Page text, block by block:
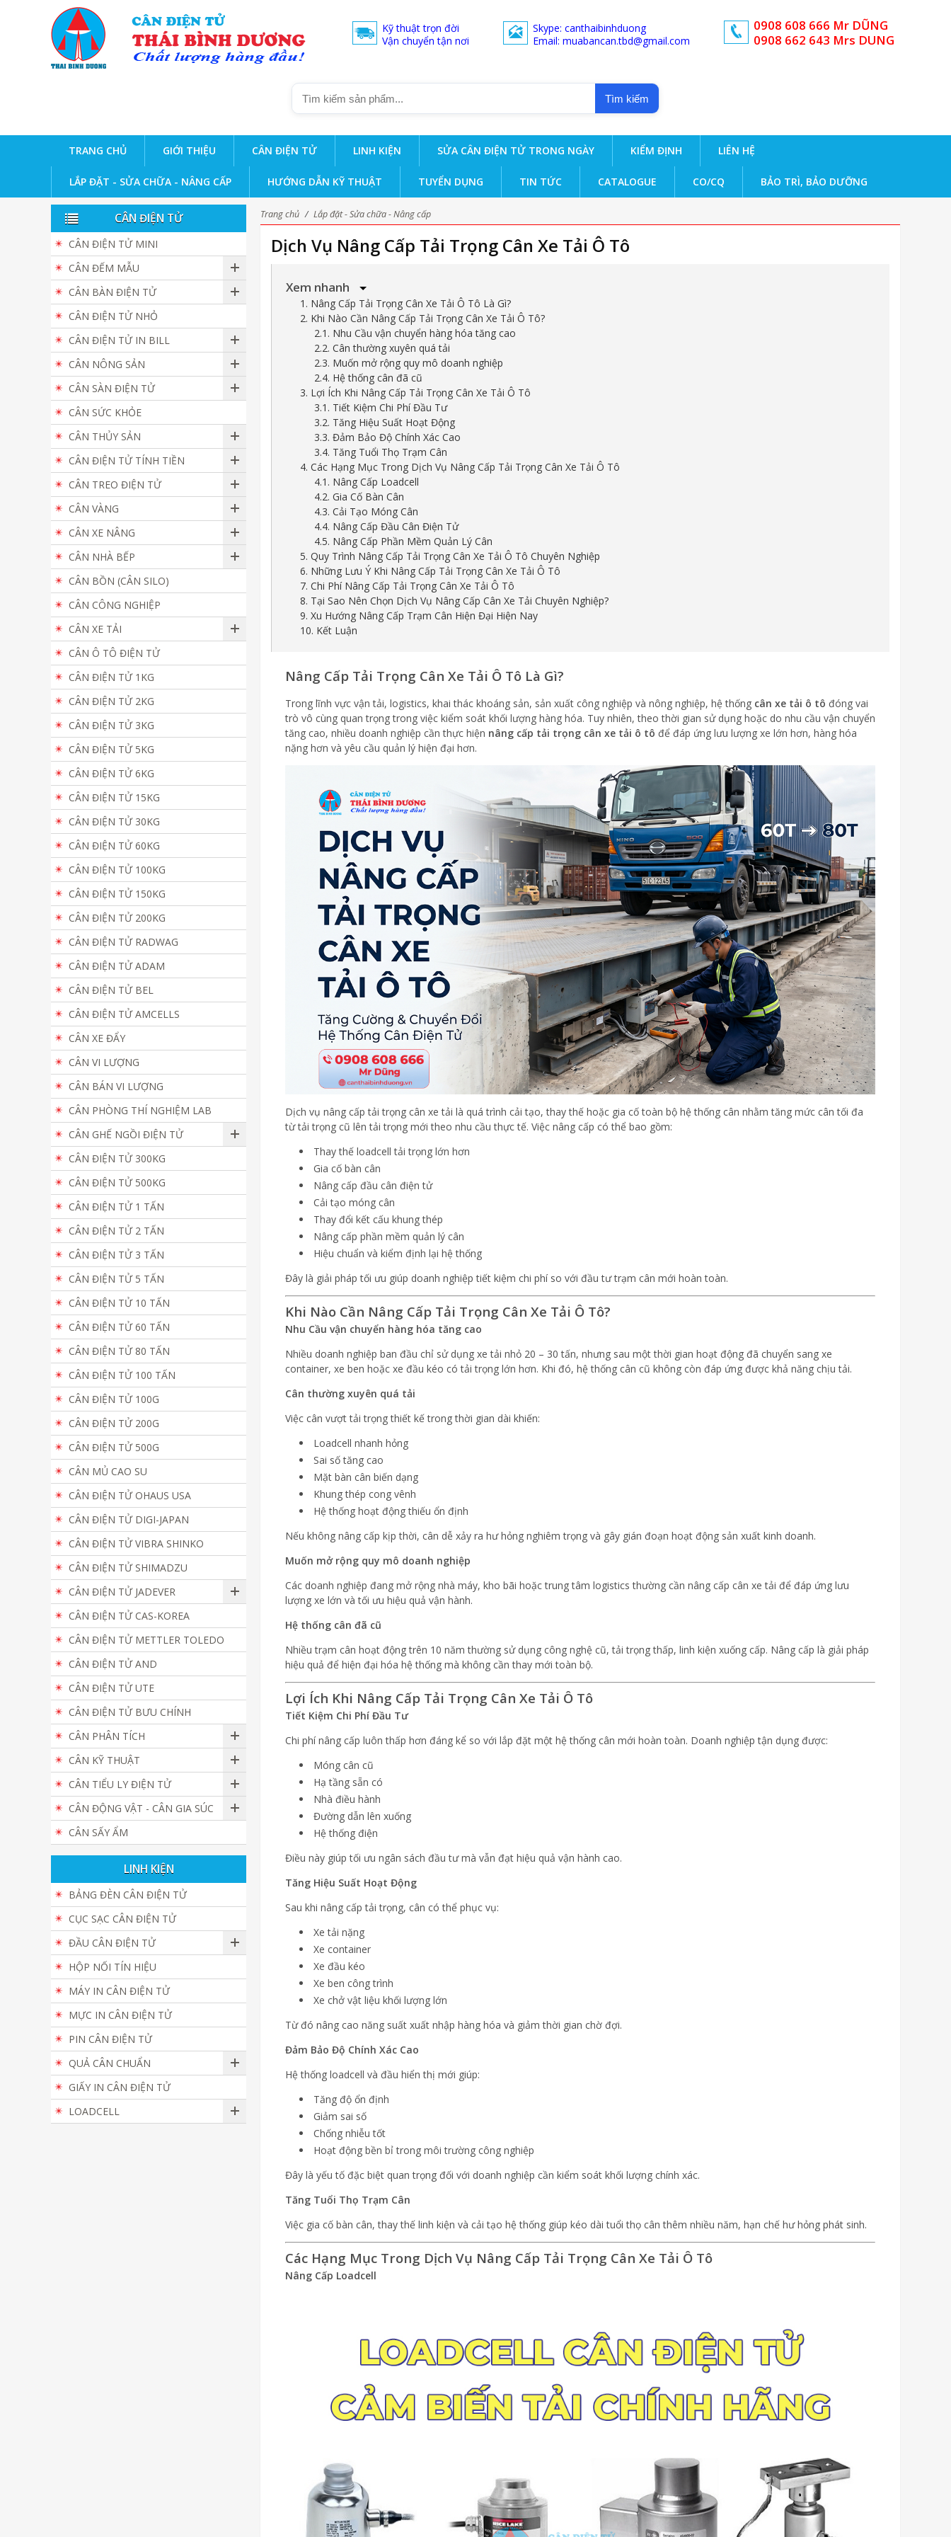
Kỹ thuật trọn đời
Vận chuyển tận nơi
Skype: canthaibinhduong
Email: muabancan.tbd@gmail.com
0908 608 666 Mr DŨNG
0908 662 643 Mrs DUNG
Tìm kiếm
TRANG CHỦ GIỚI THIỆU CÂN ĐIỆN TỬ LINH KIỆN SỬA CÂN ĐIỆN TỬ TRONG NGÀY KIỂM ĐỊNH LIÊN HỆ
LẮP ĐẶT - SỬA CHỮA - NÂNG CẤP HƯỚNG DẪN KỸ THUẬT TUYỂN DỤNG TIN TỨC CATALOGUE CO/CQ BẢO TRÌ, BẢO DƯỠNG
Trang chủ / Lắp đặt - Sửa chữa - Nâng cấp
Dịch Vụ Nâng Cấp Tải Trọng Cân Xe Tải Ô Tô
Xem nhanh
1. Nâng Cấp Tải Trọng Cân Xe Tải Ô Tô Là Gì?
2. Khi Nào Cần Nâng Cấp Tải Trọng Cân Xe Tải Ô Tô?
2.1. Nhu Cầu vận chuyển hàng hóa tăng cao
2.2. Cân thường xuyên quá tải
2.3. Muốn mở rộng quy mô doanh nghiệp
2.4. Hệ thống cân đã cũ
3. Lợi Ích Khi Nâng Cấp Tải Trọng Cân Xe Tải Ô Tô
3.1. Tiết Kiệm Chi Phí Đầu Tư
3.2. Tăng Hiệu Suất Hoạt Động
3.3. Đảm Bảo Độ Chính Xác Cao
3.4. Tăng Tuổi Thọ Trạm Cân
4. Các Hạng Mục Trong Dịch Vụ Nâng Cấp Tải Trọng Cân Xe Tải Ô Tô
4.1. Nâng Cấp Loadcell
4.2. Gia Cố Bàn Cân
4.3. Cải Tạo Móng Cân
4.4. Nâng Cấp Đầu Cân Điện Tử
4.5. Nâng Cấp Phần Mềm Quản Lý Cân
5. Quy Trình Nâng Cấp Tải Trọng Cân Xe Tải Ô Tô Chuyên Nghiệp
6. Những Lưu Ý Khi Nâng Cấp Tải Trọng Cân Xe Tải Ô Tô
7. Chi Phí Nâng Cấp Tải Trọng Cân Xe Tải Ô Tô
8. Tại Sao Nên Chọn Dịch Vụ Nâng Cấp Cân Xe Tải Chuyên Nghiệp?
9. Xu Hướng Nâng Cấp Trạm Cân Hiện Đại Hiện Nay
10. Kết Luận
Nâng Cấp Tải Trọng Cân Xe Tải Ô Tô Là Gì?
Trong lĩnh vực vận tải, logistics, khai thác khoáng sản, sản xuất công nghiệp và nông nghiệp, hệ thống cân xe tải ô tô đóng vai
trò vô cùng quan trọng trong việc kiểm soát khối lượng hàng hóa. Tuy nhiên, theo thời gian sử dụng hoặc do nhu cầu vận chuyển
tăng cao, nhiều doanh nghiệp cần thực hiện nâng cấp tải trọng cân xe tải ô tô để đáp ứng lưu lượng xe lớn hơn, hàng hóa
nặng hơn và yêu cầu quản lý hiện đại hơn.
Dịch vụ nâng cấp tải trọng cân xe tải là quá trình cải tạo, thay thế hoặc gia cố toàn bộ hệ thống cân nhằm tăng mức cân tối đa
từ tải trọng cũ lên tải trọng mới theo nhu cầu thực tế. Việc nâng cấp có thể bao gồm:
Thay thế loadcell tải trọng lớn hơn
Gia cố bàn cân
Nâng cấp đầu cân điện tử
Cải tạo móng cân
Thay đổi kết cấu khung thép
Nâng cấp phần mềm quản lý cân
Hiệu chuẩn và kiểm định lại hệ thống
Đây là giải pháp tối ưu giúp doanh nghiệp tiết kiệm chi phí so với đầu tư trạm cân mới hoàn toàn.
Khi Nào Cần Nâng Cấp Tải Trọng Cân Xe Tải Ô Tô?
Nhu Cầu vận chuyển hàng hóa tăng cao
Nhiều doanh nghiệp ban đầu chỉ sử dụng xe tải nhỏ 20 – 30 tấn, nhưng sau một thời gian hoạt động đã chuyển sang xe
container, xe ben hoặc xe đầu kéo có tải trọng lớn hơn. Khi đó, hệ thống cân cũ không còn đáp ứng được khả năng chịu tải.
Cân thường xuyên quá tải
Việc cân vượt tải trọng thiết kế trong thời gian dài khiến:
Loadcell nhanh hỏng
Sai số tăng cao
Mặt bàn cân biến dạng
Khung thép cong vênh
Hệ thống hoạt động thiếu ổn định
Nếu không nâng cấp kịp thời, cân dễ xảy ra hư hỏng nghiêm trọng và gây gián đoạn hoạt động sản xuất kinh doanh.
Muốn mở rộng quy mô doanh nghiệp
Các doanh nghiệp đang mở rộng nhà máy, kho bãi hoặc trung tâm logistics thường cần nâng cấp cân xe tải để đáp ứng lưu
lượng xe lớn và tối ưu hiệu quả vận hành.
Hệ thống cân đã cũ
Nhiều trạm cân hoạt động trên 10 năm thường sử dụng công nghệ cũ, tải trọng thấp, linh kiện xuống cấp. Nâng cấp là giải pháp
hiệu quả để hiện đại hóa hệ thống mà không cần thay mới toàn bộ.
Lợi Ích Khi Nâng Cấp Tải Trọng Cân Xe Tải Ô Tô
Tiết Kiệm Chi Phí Đầu Tư
Chi phí nâng cấp luôn thấp hơn đáng kể so với lắp đặt một hệ thống cân mới hoàn toàn. Doanh nghiệp tận dụng được:
Móng cân cũ
Hạ tầng sẵn có
Nhà điều hành
Đường dẫn lên xuống
Hệ thống điện
Điều này giúp tối ưu ngân sách đầu tư mà vẫn đạt hiệu quả vận hành cao.
Tăng Hiệu Suất Hoạt Động
Sau khi nâng cấp tải trọng, cân có thể phục vụ:
Xe tải nặng
Xe container
Xe đầu kéo
Xe ben công trình
Xe chở vật liệu khối lượng lớn
Từ đó nâng cao năng suất xuất nhập hàng hóa và giảm thời gian chờ đợi.
Đảm Bảo Độ Chính Xác Cao
Hệ thống loadcell và đầu hiển thị mới giúp:
Tăng độ ổn định
Giảm sai số
Chống nhiễu tốt
Hoạt động bền bỉ trong môi trường công nghiệp
Đây là yếu tố đặc biệt quan trọng đối với doanh nghiệp cần kiểm soát khối lượng chính xác.
Tăng Tuổi Thọ Trạm Cân
Việc gia cố bàn cân, thay thế linh kiện và cải tạo hệ thống giúp kéo dài tuổi thọ cân thêm nhiều năm, hạn chế hư hỏng phát sinh.
Các Hạng Mục Trong Dịch Vụ Nâng Cấp Tải Trọng Cân Xe Tải Ô Tô
Nâng Cấp Loadcell
CÂN ĐIỆN TỬ
CÂN ĐIỆN TỬ MINI
CÂN ĐẾM MẪU
CÂN BÀN ĐIỆN TỬ
CÂN ĐIỆN TỬ NHỎ
CÂN ĐIỆN TỬ IN BILL
CÂN NÔNG SẢN
CÂN SÀN ĐIỆN TỬ
CÂN SỨC KHỎE
CÂN THỦY SẢN
CÂN ĐIỆN TỬ TÍNH TIỀN
CÂN TREO ĐIỆN TỬ
CÂN VÀNG
CÂN XE NÂNG
CÂN NHÀ BẾP
CÂN BỒN (CÂN SILO)
CÂN CÔNG NGHIỆP
CÂN XE TẢI
CÂN Ô TÔ ĐIỆN TỬ
CÂN ĐIỆN TỬ 1KG
CÂN ĐIỆN TỬ 2KG
CÂN ĐIỆN TỬ 3KG
CÂN ĐIỆN TỬ 5KG
CÂN ĐIỆN TỬ 6KG
CÂN ĐIỆN TỬ 15KG
CÂN ĐIỆN TỬ 30KG
CÂN ĐIỆN TỬ 60KG
CÂN ĐIỆN TỬ 100KG
CÂN ĐIỆN TỬ 150KG
CÂN ĐIỆN TỬ 200KG
CÂN ĐIỆN TỬ RADWAG
CÂN ĐIỆN TỬ ADAM
CÂN ĐIỆN TỬ BEL
CÂN ĐIỆN TỬ AMCELLS
CÂN XE ĐẨY
CÂN VI LƯỢNG
CÂN BÁN VI LƯỢNG
CÂN PHÒNG THÍ NGHIỆM LAB
CÂN GHẾ NGỒI ĐIỆN TỬ
CÂN ĐIỆN TỬ 300KG
CÂN ĐIỆN TỬ 500KG
CÂN ĐIỆN TỬ 1 TẤN
CÂN ĐIỆN TỬ 2 TẤN
CÂN ĐIỆN TỬ 3 TẤN
CÂN ĐIỆN TỬ 5 TẤN
CÂN ĐIỆN TỬ 10 TẤN
CÂN ĐIỆN TỬ 60 TẤN
CÂN ĐIỆN TỬ 80 TẤN
CÂN ĐIỆN TỬ 100 TẤN
CÂN ĐIỆN TỬ 100G
CÂN ĐIỆN TỬ 200G
CÂN ĐIỆN TỬ 500G
CÂN MỦ CAO SU
CÂN ĐIỆN TỬ OHAUS USA
CÂN ĐIỆN TỬ DIGI-JAPAN
CÂN ĐIỆN TỬ VIBRA SHINKO
CÂN ĐIỆN TỬ SHIMADZU
CÂN ĐIỆN TỬ JADEVER
CÂN ĐIỆN TỬ CAS-KOREA
CÂN ĐIỆN TỬ METTLER TOLEDO
CÂN ĐIỆN TỬ AND
CÂN ĐIỆN TỬ UTE
CÂN ĐIỆN TỬ BƯU CHÍNH
CÂN PHÂN TÍCH
CÂN KỸ THUẬT
CÂN TIỂU LY ĐIỆN TỬ
CÂN ĐỘNG VẬT - CÂN GIA SÚC
CÂN SẤY ẨM
LINH KIỆN
BẢNG ĐÈN CÂN ĐIỆN TỬ
CỤC SẠC CÂN ĐIỆN TỬ
ĐẦU CÂN ĐIỆN TỬ
HỘP NỐI TÍN HIỆU
MÁY IN CÂN ĐIỆN TỬ
MỰC IN CÂN ĐIỆN TỬ
PIN CÂN ĐIỆN TỬ
QUẢ CÂN CHUẨN
GIẤY IN CÂN ĐIỆN TỬ
LOADCELL